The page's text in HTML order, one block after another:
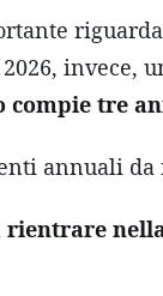
invece,
compie tre
annuali
rientrare